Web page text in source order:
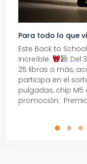
Para todo lo que
Este Back to
increíble.
Del
25 libras o más,
participa en el
pulgadas, chip M5
promoción: